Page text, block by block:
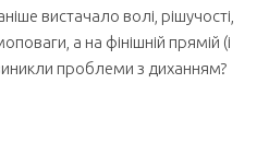
вистачало волі, рішучості,
а на фінішній прямій (і
проблеми з диханням?